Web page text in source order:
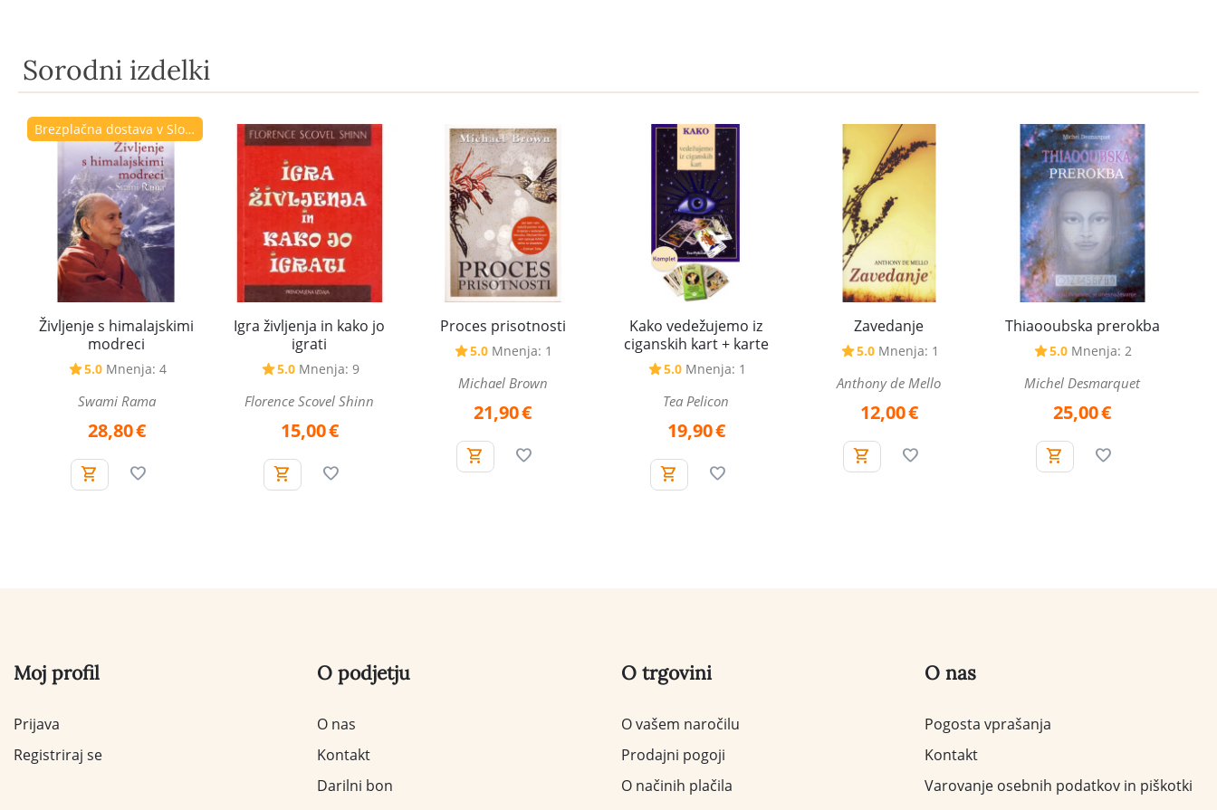
Sorodni izdelki
Brezplačna dostava v Sloveniji
Življenje s himalajskimi
modreci
5.0 Mnenja: 4
Swami Rama
28,80€
Igra življenja in kako jo
igrati
5.0 Mnenja: 9
Florence Scovel Shinn
15,00€
Proces prisotnosti
5.0 Mnenja: 1
Michael Brown
21,90€
Kako vedežujemo iz
ciganskih kart + karte
5.0 Mnenja: 1
Tea Pelicon
19,90€
Zavedanje
5.0 Mnenja: 1
Anthony de Mello
12,00€
Thiaooubska prerokba
5.0 Mnenja: 2
Michel Desmarquet
25,00€
Moj profil
Prijava
Registriraj se
O podjetju
O nas
Kontakt
Darilni bon
O trgovini
O vašem naročilu
Prodajni pogoji
O načinih plačila
O nas
Pogosta vprašanja
Kontakt
Varovanje osebnih podatkov in piškotki